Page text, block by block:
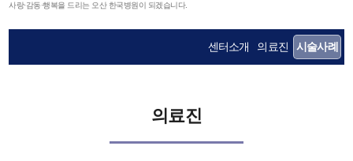
사랑·감동·행복을 드리는 오산 한국병원이 되겠습니다.
센터소개 의료진 시술사례
의료진